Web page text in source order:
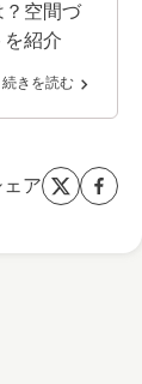
？空間づ
を紹介
続きを読む
ェア